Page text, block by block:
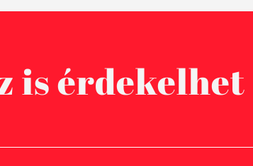
is érdekelhet